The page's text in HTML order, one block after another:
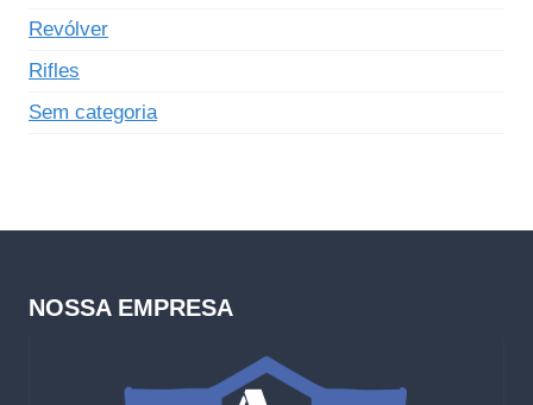
Revólver
Rifles
Sem categoria
NOSSA EMPRESA